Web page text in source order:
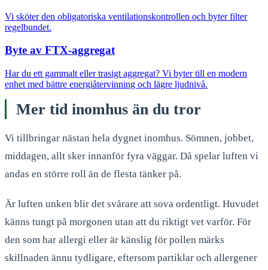
Vi sköter den obligatoriska ventilationskontrollen och byter filter
regelbundet.
Byte av FTX-aggregat
Har du ett gammalt eller trasigt aggregat? Vi byter till en modern
enhet med bättre energiåtervinning och lägre ljudnivå.
Mer tid inomhus än du tror
Vi tillbringar nästan hela dygnet inomhus. Sömnen, jobbet,
middagen, allt sker innanför fyra väggar. Då spelar luften vi
andas en större roll än de flesta tänker på.
Är luften unken blir det svårare att sova ordentligt. Huvudet
känns tungt på morgonen utan att du riktigt vet varför. För
den som har allergi eller är känslig för pollen märks
skillnaden ännu tydligare, eftersom partiklar och allergener